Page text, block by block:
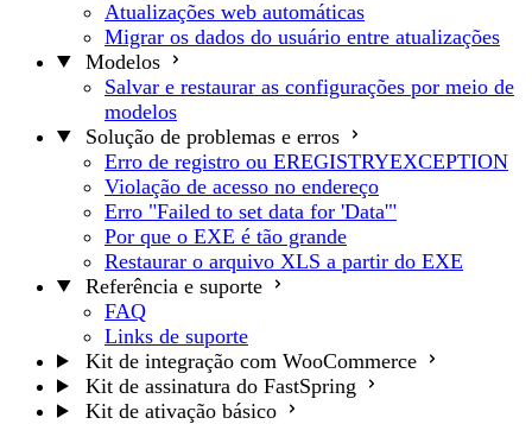
Atualizações web automáticas
Migrar os dados do usuário entre atualizações
Modelos
Salvar e restaurar as configurações por meio de
modelos
Solução de problemas e erros
Erro de registro ou EREGISTRYEXCEPTION
Violação de acesso no endereço
Erro "Failed to set data for 'Data'"
Por que o EXE é tão grande
Restaurar o arquivo XLS a partir do EXE
Referência e suporte
FAQ
Links de suporte
Kit de integração com WooCommerce
Kit de assinatura do FastSpring
Kit de ativação básico